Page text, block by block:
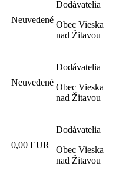
Neuvedené
Dodávatelia
Obec Vieska
nad Žitavou
Neuvedené
Dodávatelia
Obec Vieska
nad Žitavou
0,00 EUR
Dodávatelia
Obec Vieska
nad Žitavou